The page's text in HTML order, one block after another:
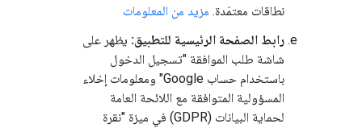
نطاقات معتمَدة. مزيد من المعلومات
رابط الصفحة الرئيسية للتطبيق: يظهر على
شاشة طلب الموافقة "تسجيل الدخول
باستخدام حساب Google" ومعلومات إخلاء
المسؤولية المتوافقة مع اللائحة العامة
لحماية البيانات (GDPR) في ميزة "نقرة